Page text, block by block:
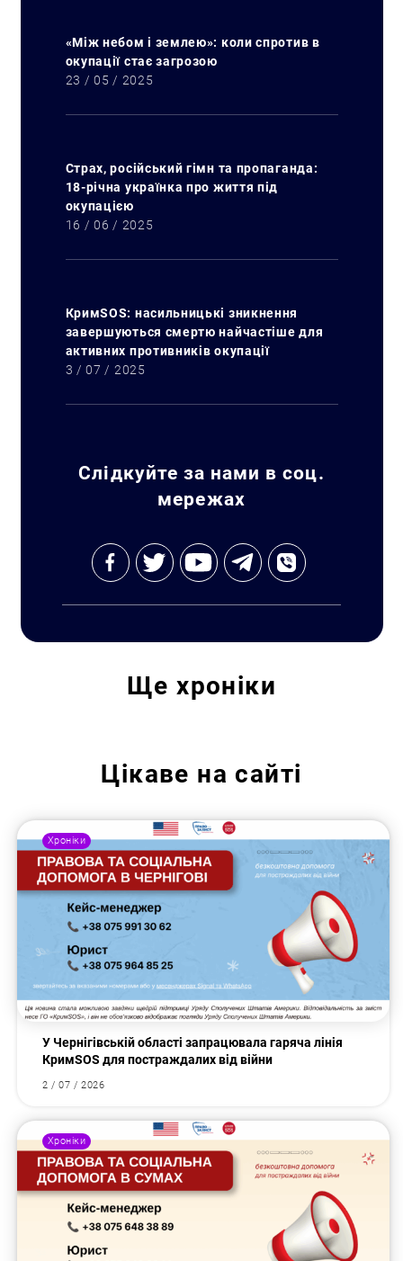
«Між небом і землею»: коли спротив в
окупації стає загрозою
23 / 05 / 2025
Страх, російський гімн та пропаганда:
18-річна українка про життя під
окупацією
16 / 06 / 2025
КримSOS: насильницькі зникнення
завершуються смертю найчастіше для
активних противників окупації
3 / 07 / 2025
Слідкуйте за нами в соц.
мережах
Щехроніки
Цікаве на сайті
Хроніки
У Чернігівській області запрацювала гаряча лінія
КримSOS для постраждалих від війни
2 / 07 / 2026
Хроніки